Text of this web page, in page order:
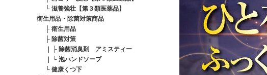
└ 滋養強壮【第３類医薬品】
衛生用品・除菌対策商品
├ 衛生用品
├ 除菌対策
├ 除菌消臭剤 アミスティー
└ 泡ハンドソープ
└ 健康くつ下